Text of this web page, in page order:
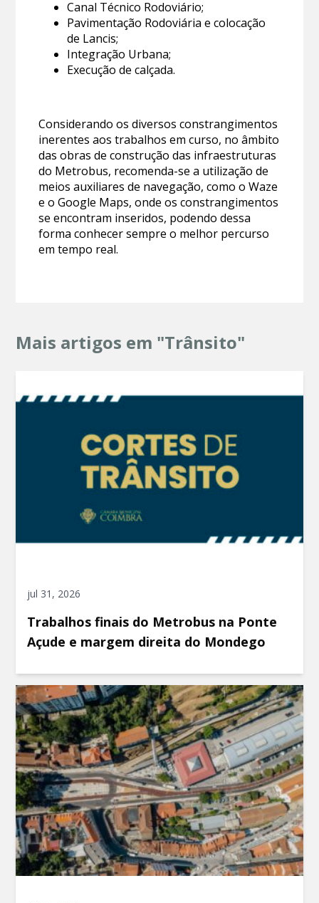
Canal Técnico Rodoviário;
Pavimentação Rodoviária e colocação
de Lancis;
Integração Urbana;
Execução de calçada.
Considerando os diversos constrangimentos
inerentes aos trabalhos em curso, no âmbito
das obras de construção das infraestruturas
do Metrobus, recomenda-se a utilização de
meios auxiliares de navegação, como o Waze
e o Google Maps, onde os constrangimentos
se encontram inseridos, podendo dessa
forma conhecer sempre o melhor percurso
em tempo real.
Mais artigos em "Trânsito"
jul 31, 2026
Trabalhos finais do Metrobus na Ponte
Açude e margem direita do Mondego